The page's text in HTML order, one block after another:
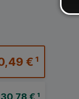
€¹
30,78 € ¹